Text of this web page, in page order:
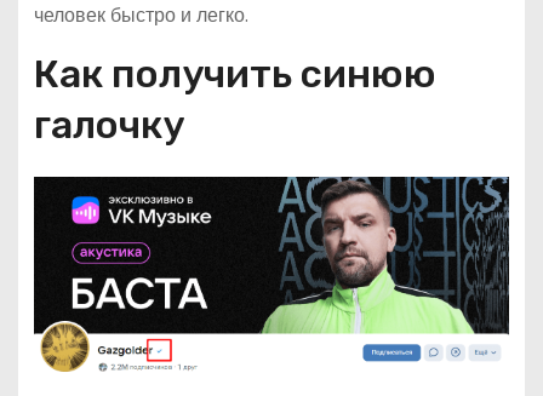
человек быстро и легко.
Как получить синюю
галочку